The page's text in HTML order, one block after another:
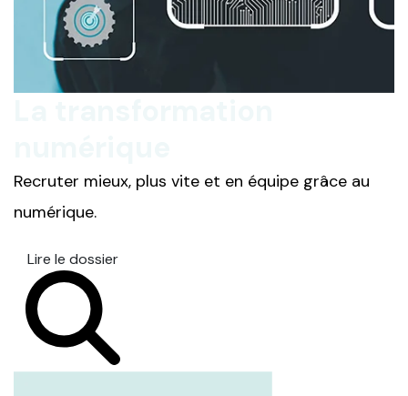
Recruter mieux, plus vite et en équipe grâce au
numérique.
Lire le dossier